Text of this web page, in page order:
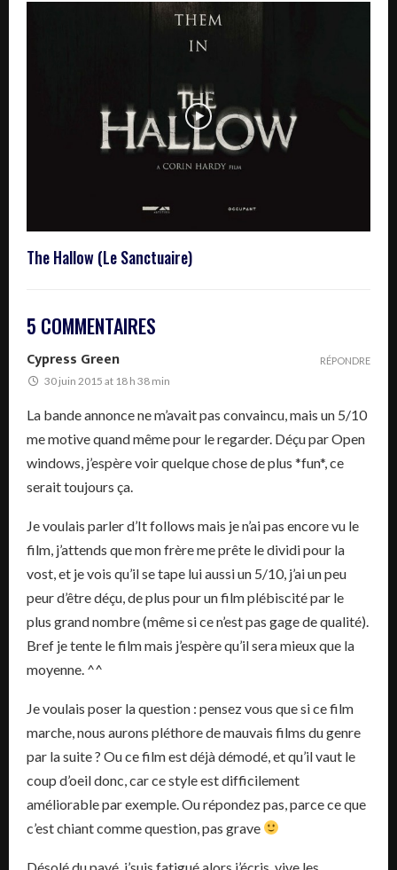
The Hallow (Le Sanctuaire)
5 COMMENTAIRES
Cypress Green
30 juin 2015 at 18 h 38 min
La bande annonce ne m’avait pas convaincu, mais un 5/10
me motive quand même pour le regarder. Déçu par Open
windows, j’espère voir quelque chose de plus *fun*, ce
serait toujours ça.
Je voulais parler d’It follows mais je n’ai pas encore vu le
film, j’attends que mon frère me prête le dividi pour la
vost, et je vois qu’il se tape lui aussi un 5/10, j’ai un peu
peur d’être déçu, de plus pour un film plébiscité par le
plus grand nombre (même si ce n’est pas gage de qualité).
Bref je tente le film mais j’espère qu’il sera mieux que la
moyenne. ^^
Je voulais poser la question : pensez vous que si ce film
marche, nous aurons pléthore de mauvais films du genre
par la suite ? Ou ce film est déjà démodé, et qu’il vaut le
coup d’oeil donc, car ce style est difficilement
améliorable par exemple. Ou répondez pas, parce ce que
c’est chiant comme question, pas grave
Désolé du pavé, j’suis fatigué alors j’écris, vive les
RÉPONDRE